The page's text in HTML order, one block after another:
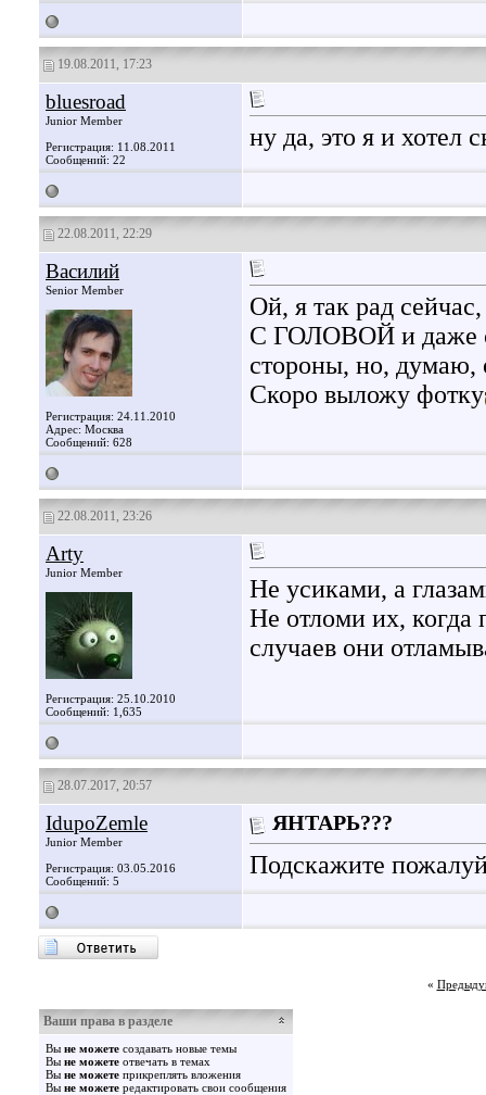
19.08.2011, 17:23
bluesroad
Junior Member
Регистрация: 11.08.2011
Сообщений: 22
ну да, это я и хотел
22.08.2011, 22:29
Василий
Senior Member
Регистрация: 24.11.2010
Адрес: Москва
Сообщений: 628
Ой, я так рад
С ГОЛОВОЙ и даже с
стороны, но, думаю,
Скоро выложу фотку
22.08.2011, 23:26
Arty
Junior Member
Регистрация: 25.10.2010
Сообщений: 1,635
Не усиками, а
Не отломи их, когда
случаев они
28.07.2017, 20:57
IdupoZemle
Junior Member
Регистрация: 03.05.2016
Сообщений: 5
ЯНТАРЬ???
Подскажите
«
Ваши права в разделе
Вы не можете создавать новые темы
Вы не можете отвечать в темах
Вы не можете прикреплять вложения
Вы не можете редактировать свои сообщения